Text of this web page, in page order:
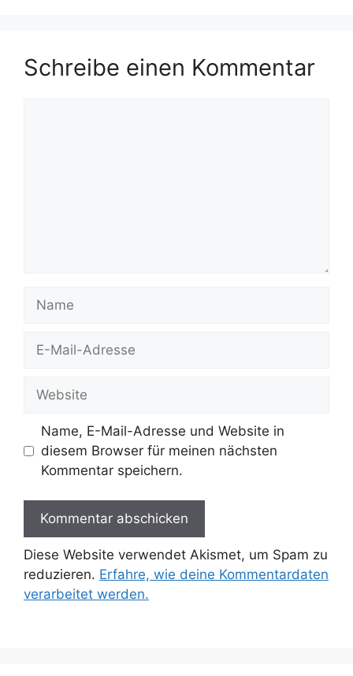
Schreibe einen Kommentar
Mail-
Name, E-Mail-Adresse und Website in
diesem Browser für meinen nächsten
Kommentar speichern.
Diese Website verwendet Akismet, um Spam zu
reduzieren. Erfahre, wie deine Kommentardaten
verarbeitet werden.